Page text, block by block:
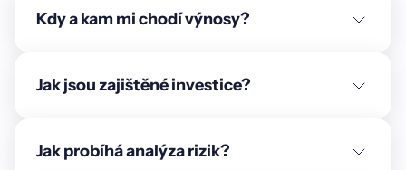
Item B
Text link
Emphasis
Kdy a kam mi chodí výnosy?
Jak jsou zajištěné investice?
Jak probíhá analýza rizik?